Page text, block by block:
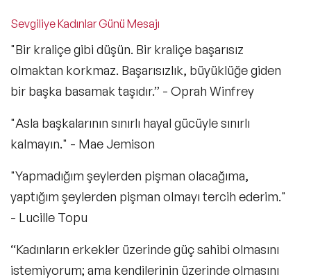
Sevgiliye Kadınlar Günü Mesajı
"Bir kraliçe gibi düşün. Bir kraliçe başarısız
olmaktan korkmaz. Başarısızlık, büyüklüğe giden
bir başka basamak taşıdır.” - Oprah Winfrey
"Asla başkalarının sınırlı hayal gücüyle sınırlı
kalmayın." - Mae Jemison
"Yapmadığım şeylerden pişman olacağıma,
yaptığım şeylerden pişman olmayı tercih ederim."
- Lucille Topu
“Kadınların erkekler üzerinde güç sahibi olmasını
istemiyorum; ama kendilerinin üzerinde olmasını